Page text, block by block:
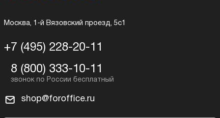
Москва, 1-й Вязовский проезд, 5с1
+7 (495) 228-20-11
8 (800) 333-10-11
shop@foroffice.ru